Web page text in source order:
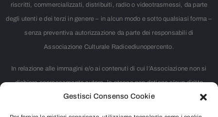
Gestisci Consenso Cookie
riscritti, commercializzati, distribuiti, radio o videotrasmessi, da parte
degli utenti e dei terzi in genere – in alcun modo e sotto qualsiasi forma –
senza preventiva autorizzazione da parte dei responsabili di
Associazione Culturale Radicediunopercento.
In relazione alle immagini e/o ai contenuti di cui l’Associazione non si
dichiara espressamente autore, la stessa non detiene alcun diritto
d’autore. Nei casi in cui non è citata la fonte, si tratta di materiale